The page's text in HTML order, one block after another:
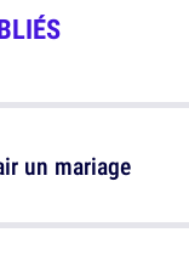
un mariage